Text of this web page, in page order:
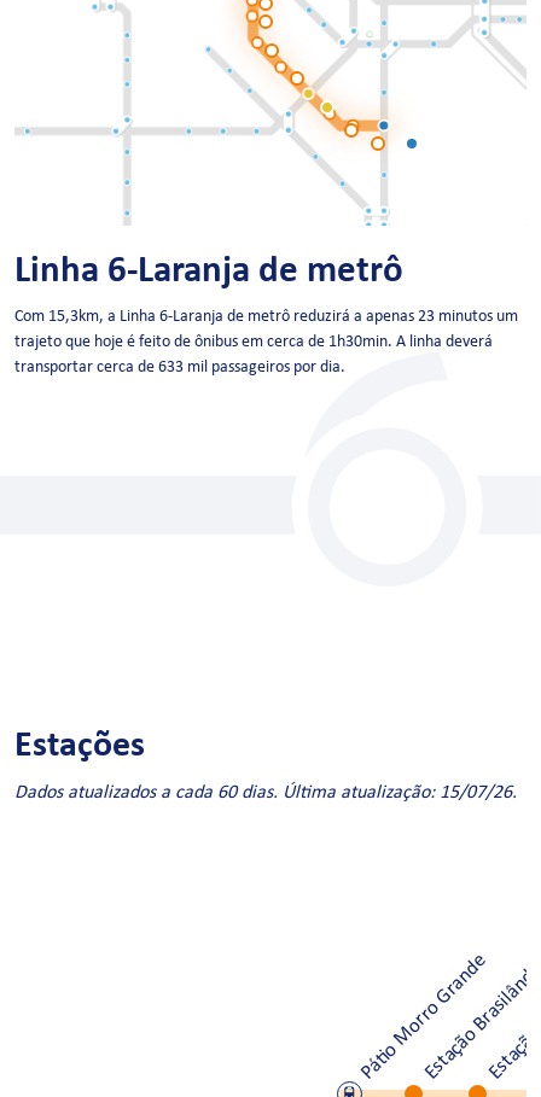
Linha 6-Laranja de metrô
Com 15,3km, a Linha 6-Laranja de metrô reduzirá a apenas 23 minutos um
trajeto que hoje é feito de ônibus em cerca de 1h30min. A linha deverá
transportar cerca de 633 mil passageiros por dia.
Estações
Dados atualizados a cada 60 dias. Última atualização: 15/07/26.
Pátio Morro Grande
Estação